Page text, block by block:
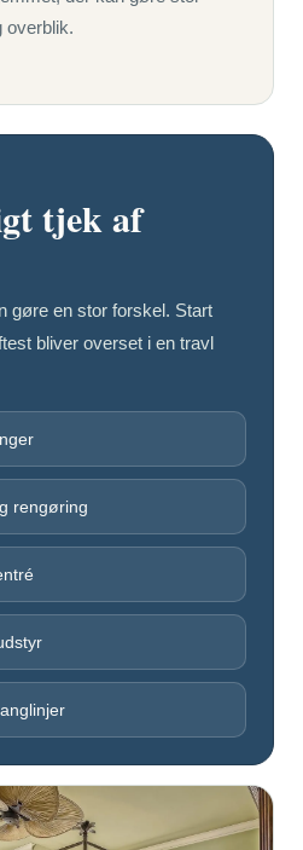
overblik.
tjek af
gøre en stor forskel. Start
bliver overset i en travl
rengøring